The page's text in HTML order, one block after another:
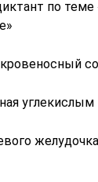
по
углекислым